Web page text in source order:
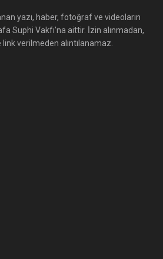
yazı, haber, fotoğraf ve videoların
Suphi Vakfı'na aittir. İzin alınmadan,
verilmeden alıntılanamaz.